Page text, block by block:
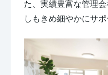
た、実績豊富な管理
しもきめ細やかにサポ